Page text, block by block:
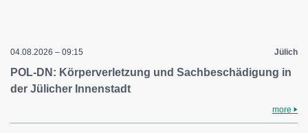
04.08.2026 – 09:15 Jülich
POL-DN: Körperverletzung und Sachbeschädigung in
der Jülicher Innenstadt
more